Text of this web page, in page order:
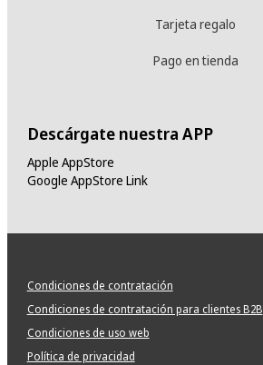
Tarjeta regalo
Pago en tienda
Descárgate nuestra APP
Apple AppStore
Google AppStore Link
Condiciones de contratación
Condiciones de contratación para clientes B2B
Condiciones de uso web
Política de privacidad